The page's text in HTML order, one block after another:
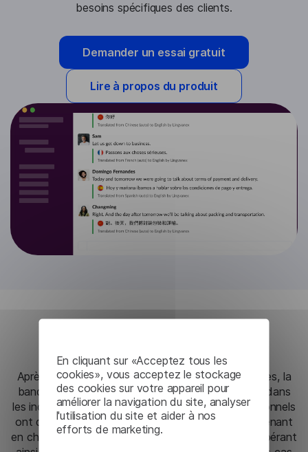
En cliquant sur «Acceptez tous les
cookies», vous acceptez le stockage
des cookies sur votre appareil pour
améliorer la navigation du site, analyser
l'utilisation du site et aider à nos
efforts de marketing.
besoins spécifiques des clients.
Demander un essai gratuit
Lire à propos du produit
Après une période d'essai et une intégration réussies, la
banque a constaté des améliorations immédiates dans
les indicateurs du support client. Les coûts opérationnels
ont diminué de manière significative, le chatbot prenant
en charge jusqu'à 70 % des demandes courantes, libérant